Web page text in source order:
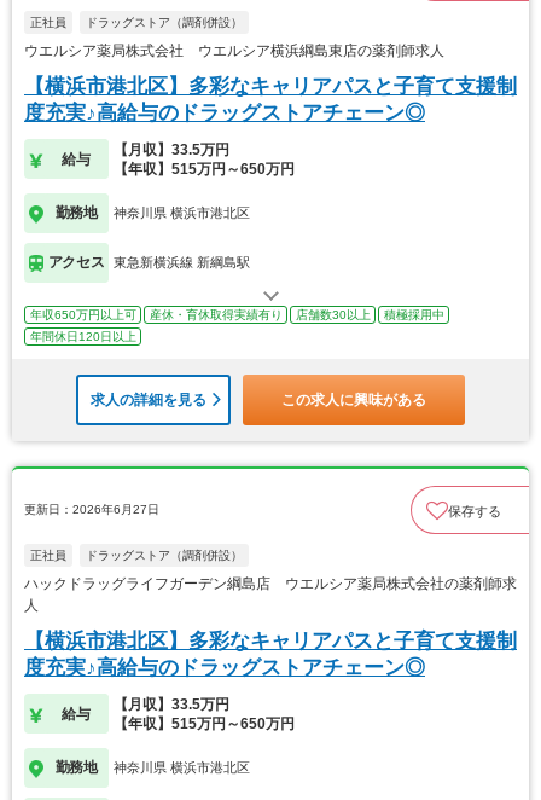
正社員 ドラッグストア（調剤併設）
ウエルシア薬局株式会社 ウエルシア横浜綱島東店の薬剤師求人
【横浜市港北区】多彩なキャリアパスと子育て支援制
度充実♪高給与のドラッグストアチェーン◎
給与
【月収】33.5万円
【年収】515万円～650万円
勤務地 神奈川県 横浜市港北区
アクセス 東急新横浜線 新綱島駅
年収650万円以上可 産休・育休取得実績有り 店舗数30以上
積極採用中
年間休日120日以上
求人の詳細を見る この求人に興味がある
更新日：2026年6月27日 保存する
正社員 ドラッグストア（調剤併設）
ハックドラッグライフガーデン綱島店 ウエルシア薬局株式会社の薬剤師求
人
【横浜市港北区】多彩なキャリアパスと子育て支援制
度充実♪高給与のドラッグストアチェーン◎
給与
【月収】33.5万円
【年収】515万円～650万円
勤務地 神奈川県 横浜市港北区